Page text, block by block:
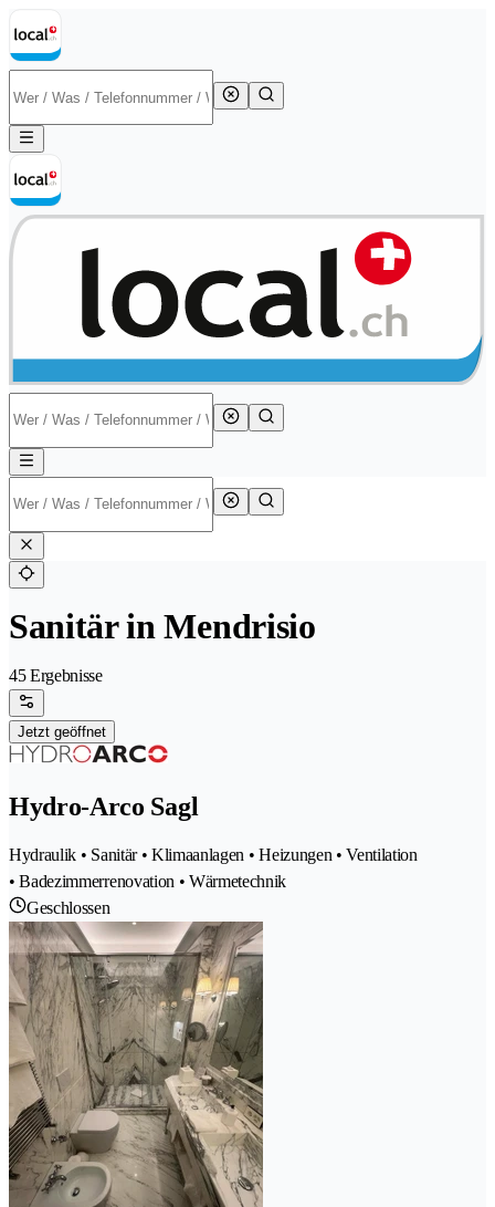
Sanitär in Mendrisio
45 Ergebnisse
Jetzt geöffnet
Hydro-Arco Sagl
Hydraulik • Sanitär • Klimaanlagen • Heizungen • Ventilation
• Badezimmerrenovation • Wärmetechnik
Geschlossen